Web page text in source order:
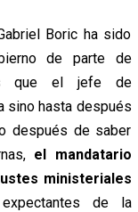
Boric ha sido
de parte de
que el jefe de
sino hasta después
después de saber
el mandatario
ministeriales
de la